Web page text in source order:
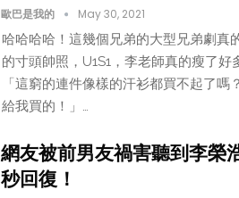
歐巴是我的 May 30, 2021
哈哈哈哈！這幾個兄弟的大型兄弟劇真
的寸頭帥照，U1S1，李老師真的瘦了
「這窮的連件像樣的汗衫都買不起了
給我買的！」…
網友被前男友禍害聽到李榮
秒回復！